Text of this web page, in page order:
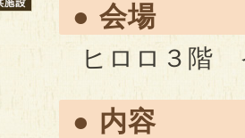
● 会場
ヒロロ３階
● 内容